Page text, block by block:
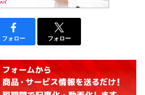
フォロー フォロー